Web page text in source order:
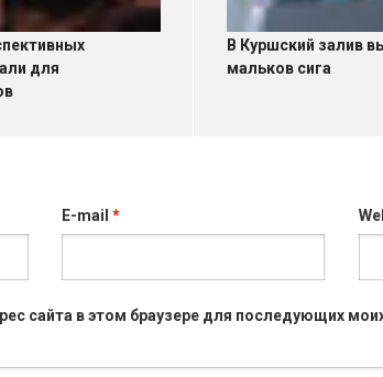
для
В Куршский залив
мальков сига
E-mail*
сайта в этом браузере для последующих